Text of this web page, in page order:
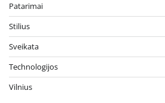
Patarimai
Stilius
Sveikata
Technologijos
Vilnius